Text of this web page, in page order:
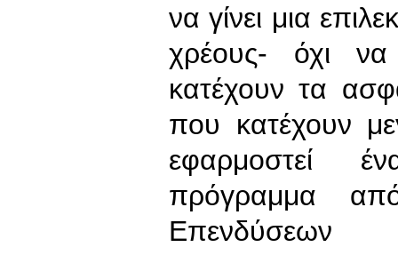
να γίνει μια
χρέους- όχι
κατέχουν τα
που κατέχουν
εφαρμοστεί
πρόγραμμα
Επενδύσεων